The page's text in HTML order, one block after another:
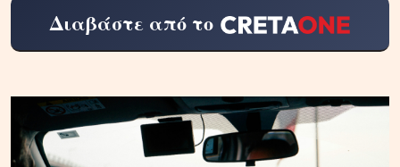
Διαβάστε από το